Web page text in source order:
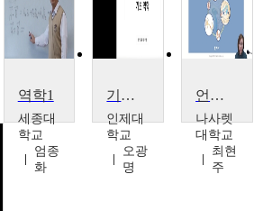
역학1
세종대
학교
엄종
화
기초역학
인제대
학교
오광
명
언어기관해부생리
나사렛
대학교
최현
주